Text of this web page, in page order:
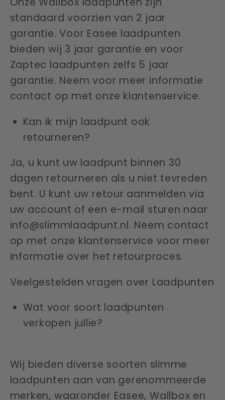
standaard voorzien van 2 jaar
garantie. Voor Easee laadpunten
bieden wij 3 jaar garantie en voor
Zaptec laadpunten zelfs 5 jaar
garantie. Neem voor meer informatie
contact op met onze klantenservice.
Kan ik mijn laadpunt ook
retourneren?
Ja, u kunt uw laadpunt binnen 30
dagen retourneren als u niet tevreden
bent. U kunt uw retour aanmelden via
uw account of een e-mail sturen naar
info@slimmlaadpunt.nl. Neem contact
op met onze klantenservice voor meer
informatie over het retourproces.
Veelgestelden vragen over Laadpunten
Wat voor soort laadpunten
verkopen jullie?
Wij bieden diverse soorten slimme
laadpunten aan van gerenommeerde
merken, waaronder Easee, Wallbox en